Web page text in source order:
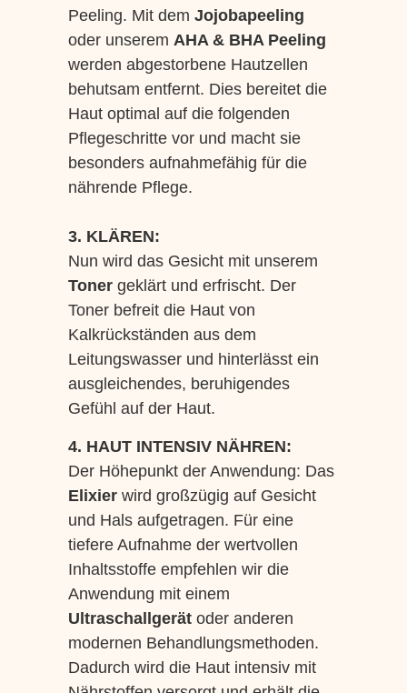
Peeling. Mit dem Jojobapeeling
oder unserem AHA & BHA Peeling
werden abgestorbene Hautzellen
behutsam entfernt. Dies bereitet die
Haut optimal auf die folgenden
Pflegeschritte vor und macht sie
besonders aufnahmefähig für die
nährende Pflege.
3. KLÄREN:
Nun wird das Gesicht mit unserem
Tonergeklärt und erfrischt. Der
Toner befreit die Haut von
Kalkrückständen aus dem
Leitungswasser und hinterlässt ein
ausgleichendes, beruhigendes
Gefühl auf der Haut.
4. HAUT INTENSIV NÄHREN:
Der Höhepunkt der Anwendung: Das
Elixierwird großzügig auf Gesicht
und Hals aufgetragen. Für eine
tiefere Aufnahme der wertvollen
Inhaltsstoffe empfehlen wir die
Anwendung mit einem
Ultraschallgerätoder anderen
modernen Behandlungsmethoden.
Dadurch wird die Haut intensiv mit